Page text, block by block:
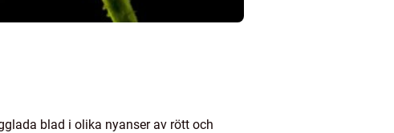
blad i olika nyanser av rött och